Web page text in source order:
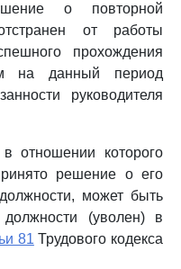
о повторной
от работы
прохождения
на данный период
руководителя
отношении которого
решение о его
может быть
(уволен) в
81 Трудового кодекса